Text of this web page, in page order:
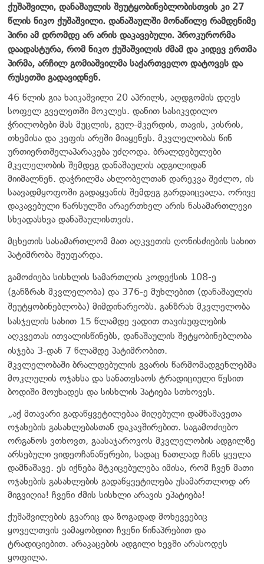
ქუშაშვილი, დანაშაულის შეუტყობინებლობისთვის კი 27
წლის ნიკო ქუშაშვილი. დანაშაულში მონაწილე რამდენიმე
პირი ამ დრომდე არ არის დაკავებული. პროკურორმა
დაადასტურა, რომ ნიკო ქუშაშვილის ძმამ და კიდევ ერთმა
პირმა, არჩილ გომიაშვილმა საქართველო დატოვეს და
რუსეთში გადავიდნენ.
46 წლის გია ხაიკაშვილი 20 აპრილს, აღდგომის დღეს
სოფელ გველეთში მოკლეს. დანით სასიკვდილო
ჭრილობები მას მუცლის, გულ-მკერდის, თავის, კისრის,
თხემისა და კეფის არეში მიაყენეს. მკვლელობას წინ
ურთიერთშელაპარაკება უძღოდა. ბრალდებულები
მკვლელობის შემდეგ დანაშაულის ადგილიდან
მიიმალნენ. დაჭრილმა ახლობელთან დარეკვა შეძლო, ის
საავადმყოფოში გადაყვანის შემდეგ გარდაიცვალა. ორივე
დაკავებული წარსულში არაერთხელ არის ნასამართლევი
სხვადასხვა დანაშაულისთვის.
მცხეთის სასამართლომ მათ აღკვეთის ღონისძიების სახით
პატიმრობა შეუფარდა.
გამოძიება სისხლის სამართლის კოდექსის 108-ე
(განზრახ მკვლელობა) და 376-ე მუხლებით (დანაშაულის
შეუტყობინებლობა) მიმდინარეობს. განზრახ მკვლელობა
სასჯელის სახით 15 წლამდე ვადით თავისუფლების
აღკვეთას ითვალისწინებს, დანაშაულის შეტყობინებლობა
ისჯება 3-დან 7 წლამდე პატიმრობით.
მკვლელობაში ბრალდებულის გვარის წარმომადგენლებმა
მოკლულის ოჯახსა და სანათესაოს ტრადიციული წესით
ბოდიში მოუხადეს და სისხლის პატიება სთხოვეს.
„აქ მთავარი გადაწყვეტილებაა მიღებული დამნაშავეთა
ოჯახების გასახლებასთან დაკავშირებით. საგამოძიებო
ორგანოს ვთხოვთ, გაასაჯაროვოს მკვლელობის ადგილზე
არსებული ვიდეოჩანაწერები, სადაც ნათლად ჩანს ყველა
დამნაშავე. ეს იქნება მტკიცებულება იმისა, რომ ჩვენ მათი
ოჯახების გასახლების გადაწყვეტილება უსამართლოდ არ
მიგვიღია! ჩვენი ძმის სისხლი არავის ეპატიება!
ქუშაშვილების გვარიც და ზოგადად მოხევეებიც
ყოველთვის ვამაყობდით ჩვენი წინაპრებით და
ტრადიციებით. არაკაცების ადგილი ხევში არასოდეს
ყოფილა.